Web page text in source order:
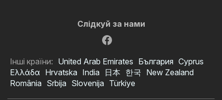
Слідкуй за нами
Інші країни: United Arab Emirates България Cyprus
Ελλάδα Hrvatska India 日本 한국 New Zealand
România Srbija Slovenija Türkiye